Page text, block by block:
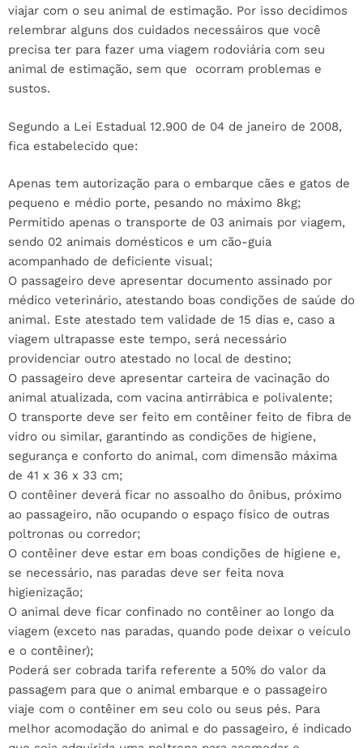
viajar com o seu animal de estimação. Por isso decidimos
relembrar alguns dos cuidados necessáiros que você
precisa ter para fazer uma viagem rodoviária com seu
animal de estimação, sem que ocorram problemas e
sustos.
Segundo a Lei Estadual 12.900 de 04 de janeiro de 2008,
fica estabelecido que:
Apenas tem autorização para o embarque cães e gatos de
pequeno e médio porte, pesando no máximo 8kg;
Permitido apenas o transporte de 03 animais por viagem,
sendo 02 animais domésticos e um cão-guia
acompanhado de deficiente visual;
O passageiro deve apresentar documento assinado por
médico veterinário, atestando boas condições de saúde do
animal. Este atestado tem validade de 15 dias e, caso a
viagem ultrapasse este tempo, será necessário
providenciar outro atestado no local de destino;
O passageiro deve apresentar carteira de vacinação do
animal atualizada, com vacina antirrábica e polivalente;
O transporte deve ser feito em contêiner feito de fibra de
vidro ou similar, garantindo as condições de higiene,
segurança e conforto do animal, com dimensão máxima
de 41 x 36 x 33 cm;
O contêiner deverá ficar no assoalho do ônibus, próximo
ao passageiro, não ocupando o espaço físico de outras
poltronas ou corredor;
O contêiner deve estar em boas condições de higiene e,
se necessário, nas paradas deve ser feita nova
higienização;
O animal deve ficar confinado no contêiner ao longo da
viagem (exceto nas paradas, quando pode deixar o veículo
e o contêiner);
Poderá ser cobrada tarifa referente a 50% do valor da
passagem para que o animal embarque e o passageiro
viaje com o contêiner em seu colo ou seus pés. Para
melhor acomodação do animal e do passageiro, é indicado